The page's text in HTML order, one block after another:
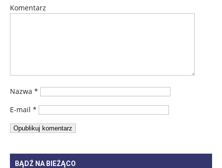
Komentarz
Nazwa *
E-mail *
BĄDŹ NA BIEŻĄCO